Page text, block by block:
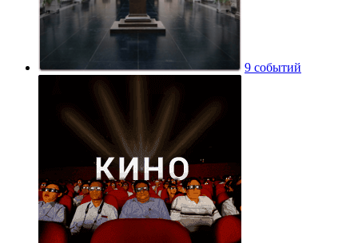
9 событий